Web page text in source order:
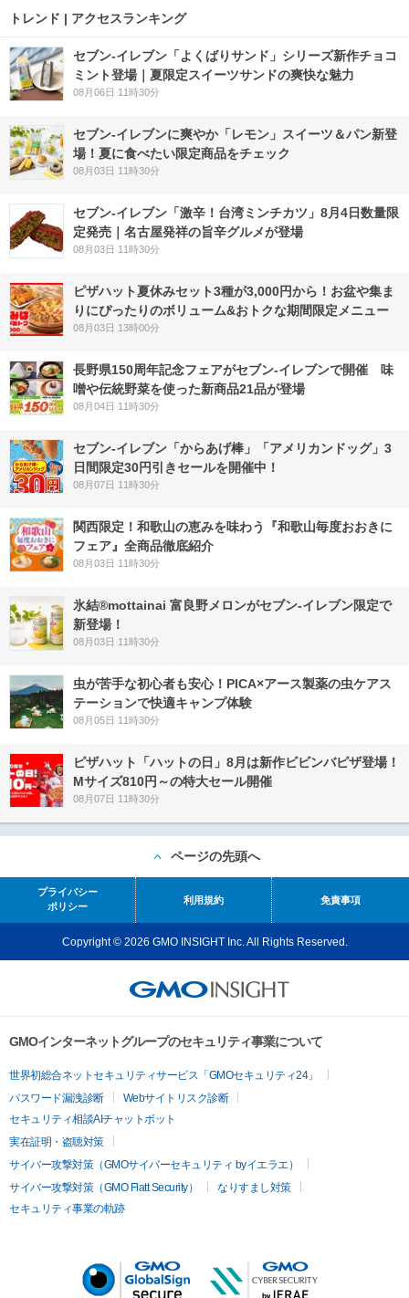
トレンド | アクセスランキング
セブン‐イレブン「よくばりサンド」シリーズ新作チョコ
ミント登場｜夏限定スイーツサンドの爽快な魅力
08月06日 11時30分
セブン‐イレブンに爽やか「レモン」スイーツ＆パン新登
場！夏に食べたい限定商品をチェック
08月03日 11時30分
セブン-イレブン「激辛！台湾ミンチカツ」8月4日数量限
定発売｜名古屋発祥の旨辛グルメが登場
08月03日 11時30分
ピザハット夏休みセット3種が3,000円から！お盆や集ま
りにぴったりのボリューム&おトクな期間限定メニュー
08月03日 13時00分
長野県150周年記念フェアがセブン-イレブンで開催 味
噌や伝統野菜を使った新商品21品が登場
08月04日 11時30分
セブン‐イレブン「からあげ棒」「アメリカンドッグ」3
日間限定30円引きセールを開催中！
08月07日 11時30分
関西限定！和歌山の恵みを味わう『和歌山毎度おおきに
フェア』全商品徹底紹介
08月03日 11時30分
氷結®mottainai 富良野メロンがセブン‐イレブン限定で
新登場！
08月03日 11時30分
虫が苦手な初心者も安心！PICA×アース製薬の虫ケアス
テーションで快適キャンプ体験
08月05日 11時30分
ピザハット「ハットの日」8月は新作ビビンバピザ登場！
Mサイズ810円～の特大セール開催
08月07日 11時30分
ページの先頭へ
プライバシー
ポリシー
利用規約 免責事項
Copyright © 2026 GMO INSIGHT Inc. All Rights Reserved.
GMOインターネットグループのセキュリティ事業について
世界初総合ネットセキュリティサービス「GMOセキュリティ24」
パスワード漏洩診断
Webサイトリスク診断
セキュリティ相談AIチャットボット
実在証明・盗聴対策
サイバー攻撃対策（GMOサイバーセキュリティ byイエラエ）
サイバー攻撃対策（GMO Flatt Security）
なりすまし対策
セキュリティ事業の軌跡